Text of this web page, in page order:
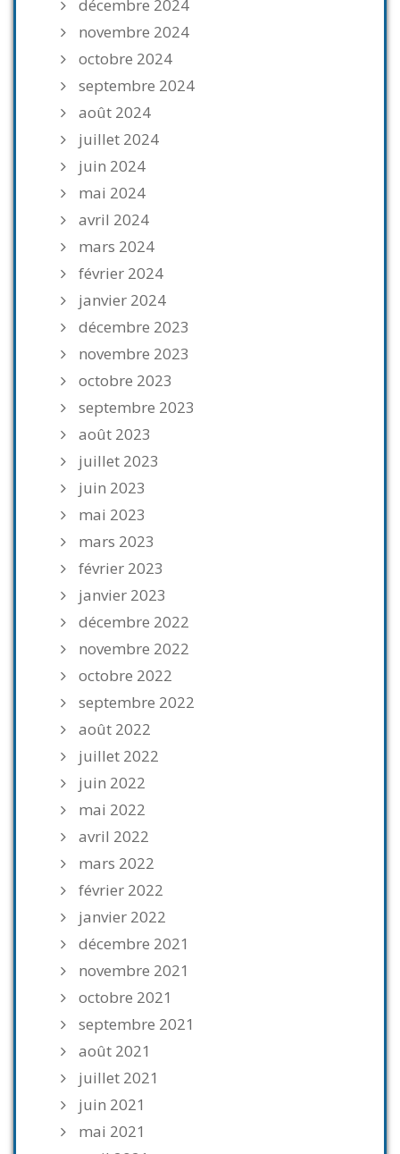
décembre 2024
novembre 2024
octobre 2024
septembre 2024
août 2024
juillet 2024
juin 2024
mai 2024
avril 2024
mars 2024
février 2024
janvier 2024
décembre 2023
novembre 2023
octobre 2023
septembre 2023
août 2023
juillet 2023
juin 2023
mai 2023
mars 2023
février 2023
janvier 2023
décembre 2022
novembre 2022
octobre 2022
septembre 2022
août 2022
juillet 2022
juin 2022
mai 2022
avril 2022
mars 2022
février 2022
janvier 2022
décembre 2021
novembre 2021
octobre 2021
septembre 2021
août 2021
juillet 2021
juin 2021
mai 2021